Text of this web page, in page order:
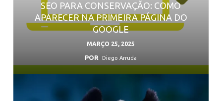
SEO PARA CONSERVAÇÃO: COMO
APARECER NA PRIMEIRA PÁGINA DO
GOOGLE
MARÇO 25, 2025
POR Diego Arruda